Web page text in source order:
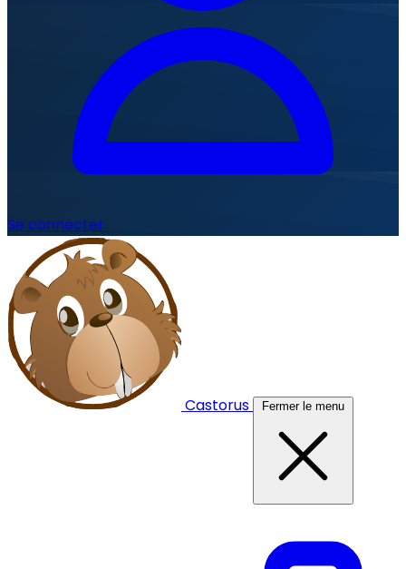
Se connecter
Castorus Fermer le menu